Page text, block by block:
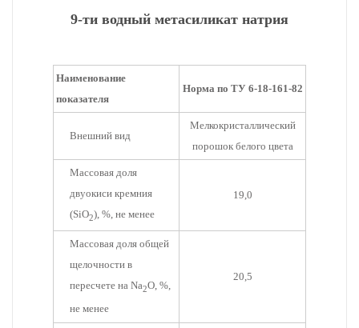
9-ти водный метасиликат натрия
Наименование
показателя
Норма по ТУ 6-18-161-82
Внешний вид
Мелкокристаллический
порошок белого цвета
Массовая доля
двуокиси кремния
(SiO2), %, не менее
19,0
Массовая доля общей
щелочности в
пересчете на Na2O, %,
не менее
20,5